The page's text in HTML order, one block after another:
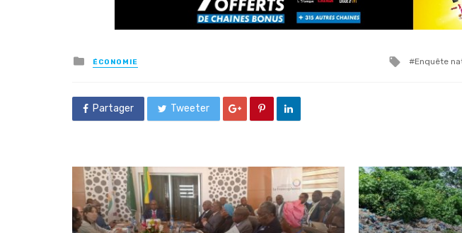
Posted
in
ÉCONOMIE
Tagged
Enquête
Partager Tweeter